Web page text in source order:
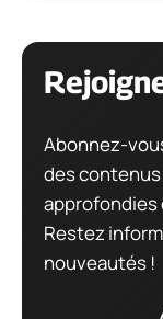
Abonnez-
des
approfondies
Restez
nouveautés !